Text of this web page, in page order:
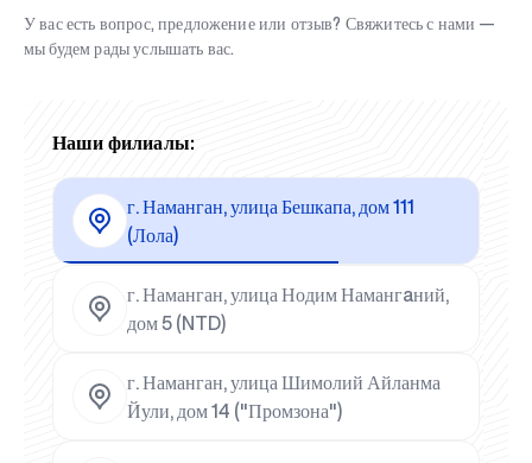
У вас есть вопрос, предложение или отзыв? Свяжитесь с нами —
мы будем рады услышать вас.
Наши филиалы:
г. Наманган, улица Бешкапа, дом 111
(Лола)
г. Наманган, улица Нодим Намангaний,
дом 5 (NTD)
г. Наманган, улица Шимолий Айланма
Йули, дом 14 ("Промзона")